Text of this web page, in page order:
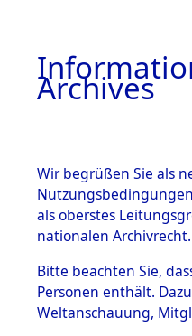
BESTÄNDE
1.
Inhaftierungsdoku
mente
1.2.9 Beim ITS
Archives
Wir begrüßen Sie als
als oberstes
nationalen Archivrecht.
Bitte beachten Sie,
Personen enthält.
Weltanschauung,